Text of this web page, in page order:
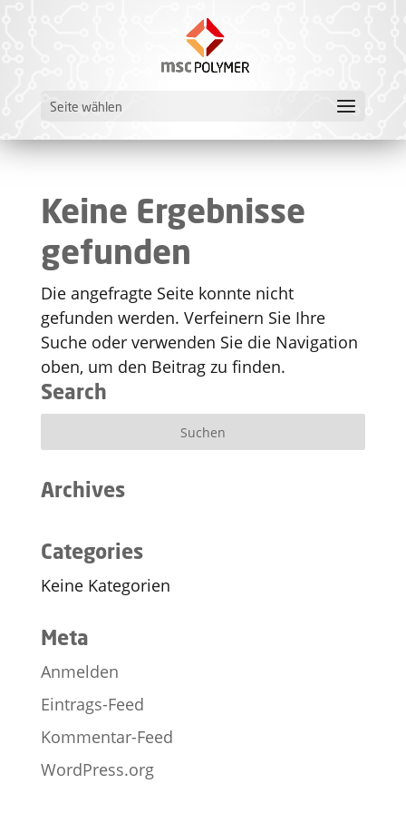
Seite wählen
Keine Ergebnisse
gefunden
Die angefragte Seite konnte nicht
gefunden werden. Verfeinern Sie Ihre
Suche oder verwenden Sie die Navigation
oben, um den Beitrag zu finden.
Search
Archives
Categories
Keine Kategorien
Meta
Anmelden
Eintrags-Feed
Kommentar-Feed
WordPress.org